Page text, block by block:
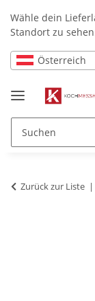
Wähle dein
Standort zu
Österreich
Zurück zur Liste